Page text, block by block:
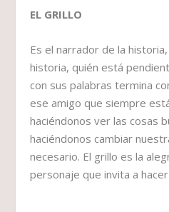
EL GRILLO
Es el narrador de la
historia, quién está
con sus palabras termina
ese amigo que siempre
haciéndonos ver las cosas
haciéndonos cambiar
necesario. El grillo es la
personaje que invita a